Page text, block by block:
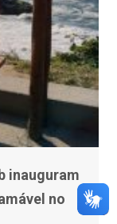
inauguram
no